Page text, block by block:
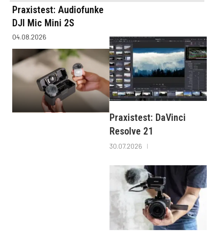
Praxistest: Audiofunke
DJI Mic Mini 2S
04.08.2026
Praxistest: DaVinci
Resolve 21
30.07.2026